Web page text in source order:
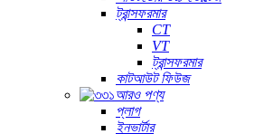
ট্রান্সফরমার
CT
VT
ট্রান্সফরমার
কাটআউট ফিউজ
আরও পণ্য
প্লাগ
ইনভার্টার